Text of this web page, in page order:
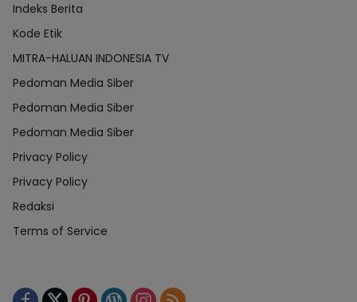
Indeks Berita
Kode Etik
MITRA-HALUAN INDONESIA TV
Pedoman Media Siber
Pedoman Media Siber
Pedoman Media Siber
Privacy Policy
Privacy Policy
Redaksi
Terms of Service